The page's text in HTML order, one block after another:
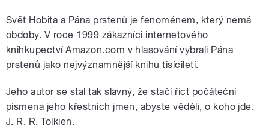
Svět Hobita a Pána prstenů je fenoménem, který nemá
obdoby. V roce 1999 zákazníci internetového
knihkupectví Amazon.com v hlasování vybrali Pána
prstenů jako nejvýznamnější knihu tisíciletí.
Jeho autor se stal tak slavný, že stačí říct počáteční
písmena jeho křestních jmen, abyste věděli, o koho jde.
J. R. R. Tolkien.